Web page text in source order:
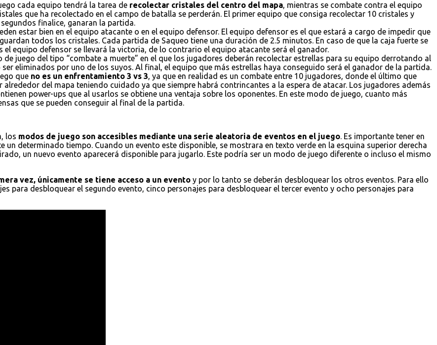
cada equipo tendrá la tarea de recolectar cristales del centro del mapa, mientras se combate contra el equipo
que ha recolectado en el campo de batalla se perderán. El primer equipo que consiga recolectar 10 cristales y
finalice, ganaran la partida.
estar bien en el equipo atacante o en el equipo defensor. El equipo defensor es el que estará a cargo de impedir que
todos los cristales. Cada partida de Saqueo tiene una duración de 2.5 minutos. En caso de que la caja fuerte se
equipo defensor se llevará la victoria, de lo contrario el equipo atacante será el ganador.
de juego del tipo “combate a muerte” en el que los jugadores deberán recolectar estrellas para su equipo derrotando al
eliminados por uno de los suyos. Al final, el equipo que más estrellas haya conseguido será el ganador de la partida.
que no es un enfrentamiento 3 vs 3, ya que en realidad es un combate entre 10 jugadores, donde el último que
alrededor del mapa teniendo cuidado ya que siempre habrá contrincantes a la espera de atacar. Los jugadores además
power-ups que al usarlos se obtiene una ventaja sobre los oponentes. En este modo de juego, cuanto más
que se pueden conseguir al final de la partida.
los modos de juego son accesibles mediante una serie aleatoria de eventos en el juego. Es importante tener en
determinado tiempo. Cuando un evento este disponible, se mostrara en texto verde en la esquina superior derecha
un nuevo evento aparecerá disponible para jugarlo. Este podría ser un modo de juego diferente o incluso el mismo
vez, únicamente se tiene acceso a un evento y por lo tanto se deberán desbloquear los otros eventos. Para ello
para desbloquear el segundo evento, cinco personajes para desbloquear el tercer evento y ocho personajes para